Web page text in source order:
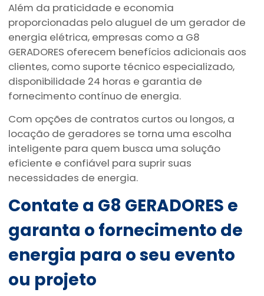
Além da praticidade e economia
proporcionadas pelo aluguel de um gerador de
energia elétrica, empresas como a G8
GERADORES oferecem benefícios adicionais aos
clientes, como suporte técnico especializado,
disponibilidade 24 horas e garantia de
fornecimento contínuo de energia.
Com opções de contratos curtos ou longos, a
locação de geradores se torna uma escolha
inteligente para quem busca uma solução
eficiente e confiável para suprir suas
necessidades de energia.
Contate a G8 GERADORES e
garanta o fornecimento de
energia para o seu evento
ou projeto